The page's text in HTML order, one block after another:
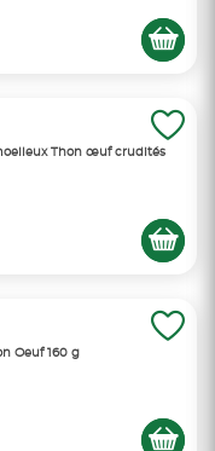
Thon œuf crudités
Oeuf 160 g